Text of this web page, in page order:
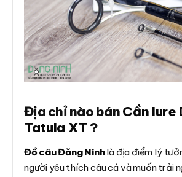
Địa chỉ nào bánCần lure
Tatula XT ?
Đồ câu Đăng Ninhlà địa điểm lý
người yêu thích câu cá và muốn trải